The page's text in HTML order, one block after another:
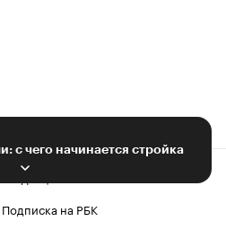
с чего начинается стройка
Подписка на РБК